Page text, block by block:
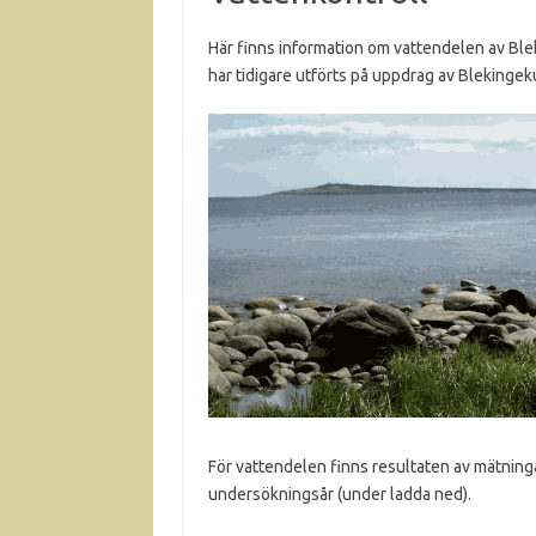
Här finns information om vattendelen av
har tidigare utförts på uppdrag av
För vattendelen finns resultaten av
undersökningsår (under ladda ned).